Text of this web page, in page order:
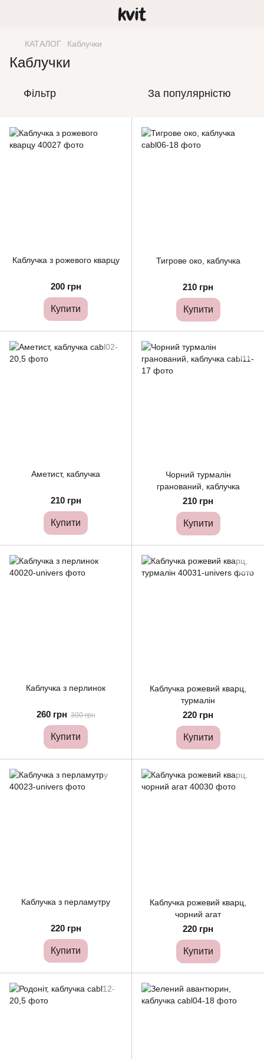
КАТАЛОГ Каблучки
Каблучки
Фільтр За популярністю
Каблучка з рожевого кварцу
200 грн
Купити
Тигрове око, каблучка
210 грн
Купити
Аметист, каблучка
210 грн
Купити
Чорний турмалін
гранований, каблучка
210 грн
Купити
Каблучка з перлинок
260 грн 300 грн
Купити
Каблучка рожевий кварц,
турмалін
220 грн
Купити
Каблучка з перламутру
220 грн
Купити
Каблучка рожевий кварц,
чорний агат
220 грн
Купити